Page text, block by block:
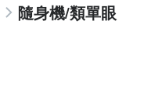
隨身機/類單眼